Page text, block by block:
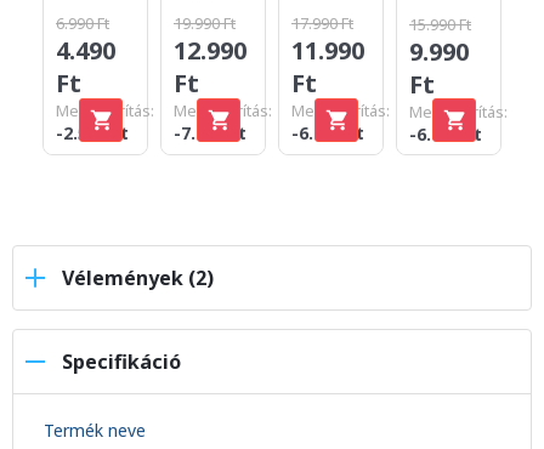
6.990 Ft
4.490
Ft
Megtakarítás:
-2.500 Ft
19.990 Ft
12.990
Ft
Megtakarítás:
-7.000 Ft
17.990 Ft
11.990
Ft
Megtakarítás:
-6.000 Ft
15.990 Ft
9.990
Ft
Megtakarítás:
-6.000 Ft
Vélemények (2)
Specifikáció
Termék neve